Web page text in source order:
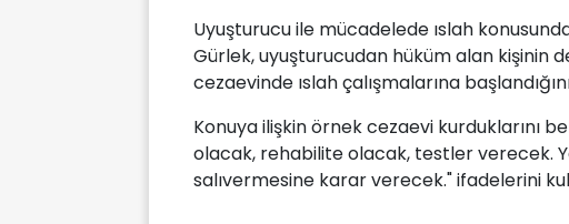
Uyuşturucu ile mücadelede ıslah
Gürlek, uyuşturucudan hüküm alan kişinin
cezaevinde ıslah çalışmalarına
Konuya ilişkin örnek cezaevi kurduklarını
olacak, rehabilite olacak, testler verecek.
salıvermesine karar verecek." ifadelerini